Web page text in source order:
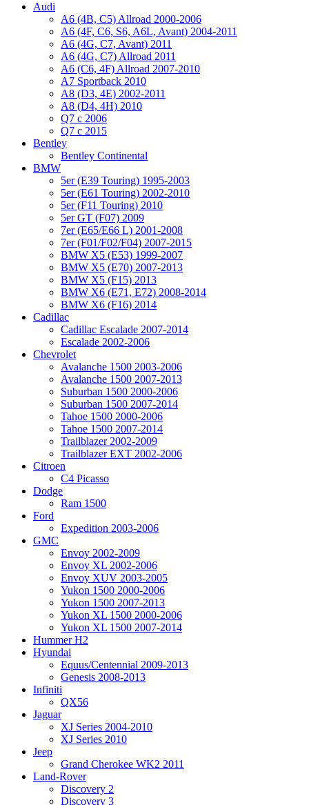
Audi
A6 (4B, C5) Allroad 2000-2006
A6 (4F, C6, S6, A6L, Avant) 2004-2011
A6 (4G, C7, Avant) 2011
A6 (4G, C7) Allroad 2011
A6 (C6, 4F) Allroad 2007-2010
A7 Sportback 2010
A8 (D3, 4E) 2002-2011
A8 (D4, 4H) 2010
Q7 с 2006
Q7 с 2015
Bentley
Bentley Continental
BMW
5er (E39 Touring) 1995-2003
5er (E61 Touring) 2002-2010
5er (F11 Touring) 2010
5er GT (F07) 2009
7er (E65/E66 L) 2001-2008
7er (F01/F02/F04) 2007-2015
BMW X5 (E53) 1999-2007
BMW X5 (E70) 2007-2013
BMW X5 (F15) 2013
BMW X6 (E71, E72) 2008-2014
BMW X6 (F16) 2014
Cadillac
Cadillac Escalade 2007-2014
Escalade 2002-2006
Chevrolet
Avalanche 1500 2003-2006
Avalanche 1500 2007-2013
Suburban 1500 2000-2006
Suburban 1500 2007-2014
Tahoe 1500 2000-2006
Tahoe 1500 2007-2014
Trailblazer 2002-2009
Trailblazer EXT 2002-2006
Citroen
C4 Picasso
Dodge
Ram 1500
Ford
Expedition 2003-2006
GMC
Envoy 2002-2009
Envoy XL 2002-2006
Envoy XUV 2003-2005
Yukon 1500 2000-2006
Yukon 1500 2007-2013
Yukon XL 1500 2000-2006
Yukon XL 1500 2007-2014
Hummer H2
Hyundai
Equus/Centennial 2009-2013
Genesis 2008-2013
Infiniti
QX56
Jaguar
XJ Series 2004-2010
XJ Series 2010
Jeep
Grand Cherokee WK2 2011
Land-Rover
Discovery 2
Discovery 3